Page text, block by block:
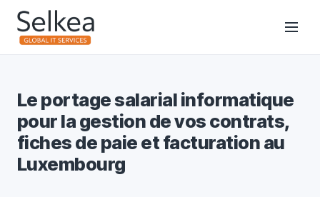
Le portage salarial informatique
pour la gestion de vos contrats,
fiches de paie et facturation au
Luxembourg